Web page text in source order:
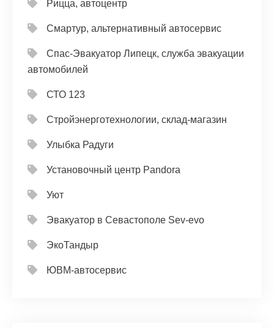
Рицца, автоцентр
Смартур, альтернативный автосервис
Спас-Эвакуатор Липецк, служба эвакуации
автомобилей
СТО 123
Стройэнерготехнологии, склад-магазин
Улыбка Радуги
Установочный центр Pandora
Уют
Эвакуатор в Севастополе Sev-evo
ЭкоТандыр
ЮВМ-автосервис